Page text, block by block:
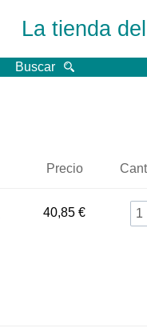
La tienda
Buscar
Precio
40,85 €